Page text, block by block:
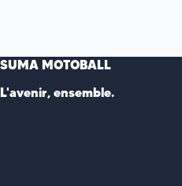
SUMA MOTOBALL
L'avenir, ensemble.